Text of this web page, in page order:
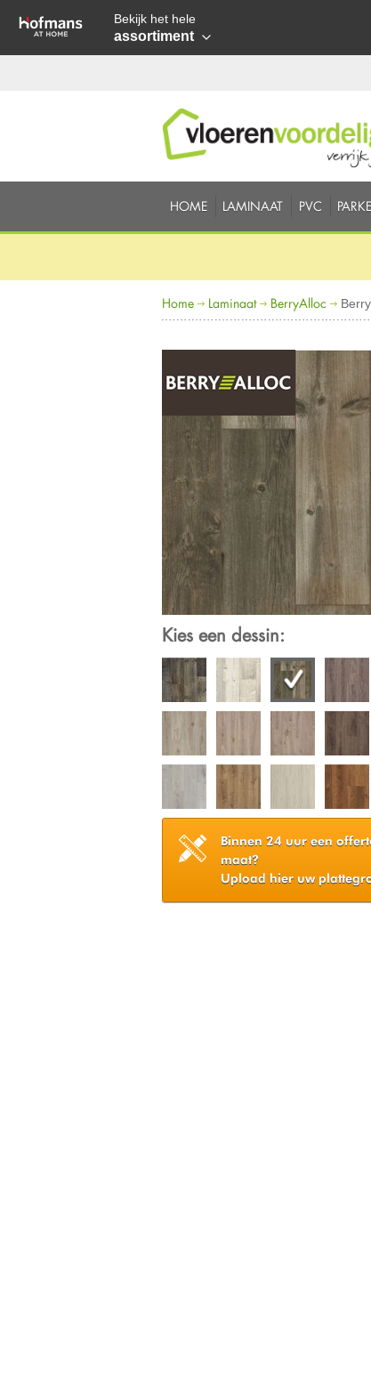
Bekijk het hele
assortiment
HOME LAMINAAT PVC
Home Laminaat BerryAlloc
Kies een dessin:
Binnen 24 uur een
maat?
Upload hier uw